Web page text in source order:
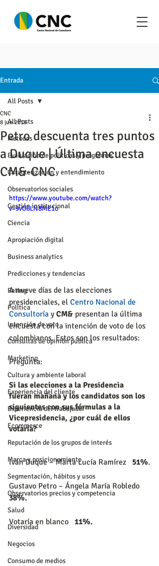
Entrada
All Posts
Metodos
Evaluación de políticas y programas
Caracterización y entendimiento
Observatorios sociales
Gestión institucional
Ciencia
Apropiación digital
Business analytics
Predicciones y tendencias
Rating
Política
Intención de voto
Consultas de opinión pública
Marketing
Cultura y ambiente laboral
Experiencia del cliente
Experiencia del trabajador
Ecommerce
Reputación de los grupos de interés
Marca y posicionamiento
Segmentación, hábitos y usos
Observatorios precios y competencia
Salud
Diversidad
Negocios
Consumo de medios
All Posts
Petro descuenta tres puntos
a Duque | Última encuesta
CM&-CNC
CNC
8 jun 2018
https://www.youtube.com/watch?
v=9vO6LN8ME1o
A nueve días de las elecciones
presidenciales, el Centro Nacional de
Consultoría y CM& presentan la última
encuesta con la intención de voto de los
colombianos. Estos son los resultados:
Pregunta:
Si las elecciones a la Presidencia
fueran mañana y los candidatos son los
siguientes con sus fórmulas a la
Vicepresidencia, ¿por cuál de ellos
votaría?
Iván Duque – Marta Lucía Ramírez 51%.
Gustavo Petro – Ángela María Robledo
38%.
Votaría en blanco 11%.